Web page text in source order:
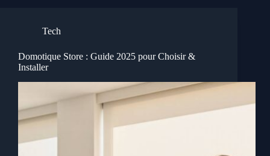
Tech
Domotique Store : Guide 2025 pour Choisir &
Installer